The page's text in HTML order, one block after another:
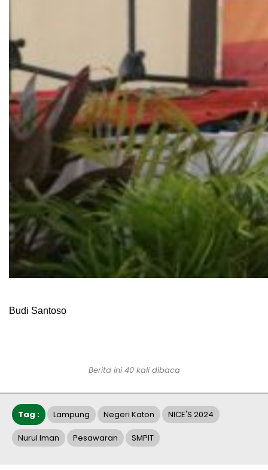
Budi Santoso
Berita ini 40 kali dibaca
Tag : Lampung Negeri Katon NICE'S 2024
Nurul Iman Pesawaran SMPIT